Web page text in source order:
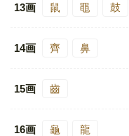
13画 鼠 黽 鼓
14画 齊 鼻
15画 齒
16画 龜 龍